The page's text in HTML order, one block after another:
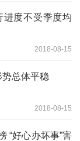
进度不受季度均
2018-08-15
总体平稳
2018-08-15
“好心办坏事”害